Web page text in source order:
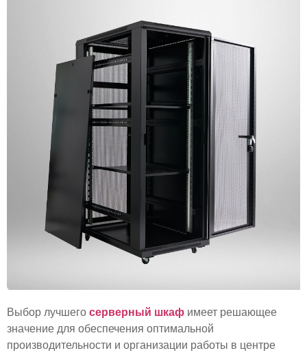
Выбор лучшего серверный шкаф имеет решающее
значение для обеспечения оптимальной
производительности и организации работы в центре